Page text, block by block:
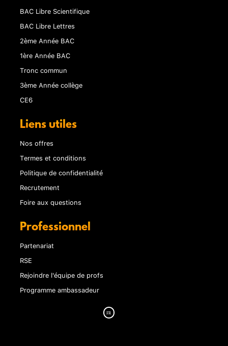
BAC Libre Scientifique
BAC Libre Lettres
2ème Année BAC
1ère Année BAC
Tronc commun
3ème Année collège
CE6
Liens utiles
Nos offres
Termes et conditions
Politique de confidentialité
Recrutement
Foire aux questions
Professionnel
Partenariat
RSE
Rejoindre l'équipe de profs
Programme ambassadeur